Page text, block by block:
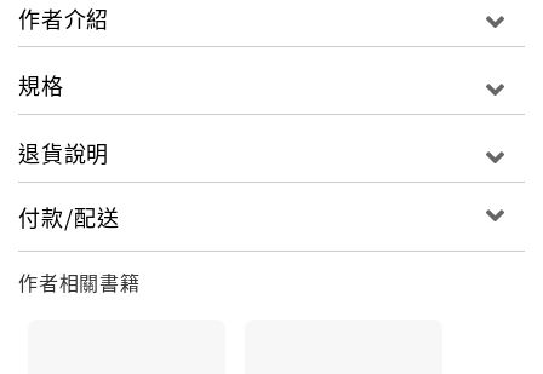
作者介紹
規格
退貨說明
付款/配送
作者相關書籍